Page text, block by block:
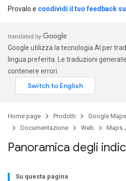
Provalo e condividi il tuo feedback
Google utilizza la tecnologia AI per
lingua preferita. Le traduzioni
contenere errori.
Home page Prodotti
Google
Documentazione
Web Maps
Panoramica degli
Su questa pagina